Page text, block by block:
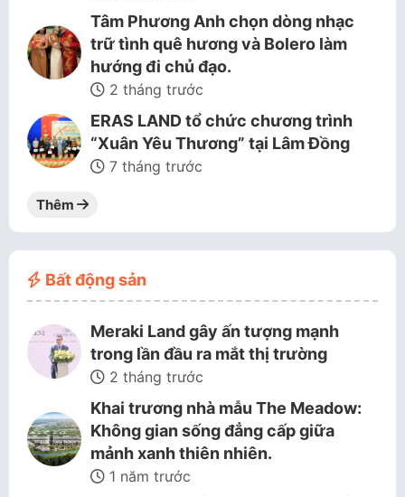
Tâm Phương Anh chọn dòng nhạc
trữ tình quê hương và Bolero làm
hướng đi chủ đạo.
2 tháng trước
ERAS LAND tổ chức chương trình
“Xuân Yêu Thương” tại Lâm Đồng
7 tháng trước
Thêm
Bất động sản
Meraki Land gây ấn tượng mạnh
trong lần đầu ra mắt thị trường
2 tháng trước
Khai trương nhà mẫu The Meadow:
Không gian sống đẳng cấp giữa
mảnh xanh thiên nhiên.
1 năm trước